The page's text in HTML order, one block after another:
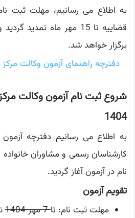
به اطلاع می رسانیم، مهلت ثبت
برگزار خواهد شد.
دفترچه راهنمای آزمون وکالت مرکز
شروع ثبت نام آزمون وکالت
1404
به اطلاع می رسانیم دفترچه آزمون
کارشناسان رسمی و مشاوران
نام در آزمون آغاز گردید.
تقویم آزمون
مهلت ثبت نام: تا7 مهر 1404